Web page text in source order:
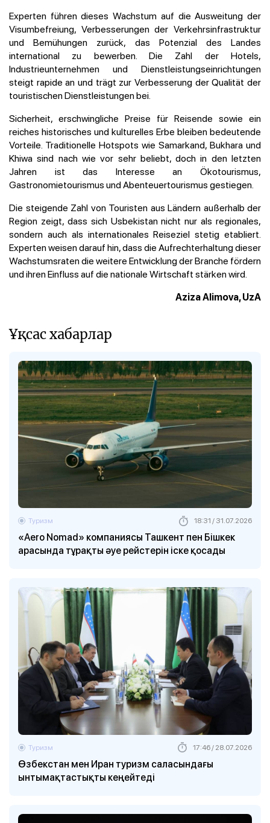
Experten führen dieses Wachstum auf die Ausweitung der
Visumbefreiung, Verbesserungen der Verkehrsinfrastruktur
und Bemühungen zurück, das Potenzial des Landes
international zu bewerben. Die Zahl der Hotels,
Industrieunternehmen und Dienstleistungseinrichtungen
steigt rapide an und trägt zur Verbesserung der Qualität der
touristischen Dienstleistungen bei.
Sicherheit, erschwingliche Preise für Reisende sowie ein
reiches historisches und kulturelles Erbe bleiben bedeutende
Vorteile. Traditionelle Hotspots wie Samarkand, Bukhara und
Khiwa sind nach wie vor sehr beliebt, doch in den letzten
Jahren ist das Interesse an Ökotourismus,
Gastronomietourismus und Abenteuertourismus gestiegen.
Die steigende Zahl von Touristen aus Ländern außerhalb der
Region zeigt, dass sich Usbekistan nicht nur als regionales,
sondern auch als internationales Reiseziel stetig etabliert.
Experten weisen darauf hin, dass die Aufrechterhaltung dieser
Wachstumsraten die weitere Entwicklung der Branche fördern
und ihren Einfluss auf die nationale Wirtschaft stärken wird.
Aziza Alimova, UzA
Ұқсас хабарлар
«Aero Nomad» компаниясы Ташкент пен Бішкек
арасында тұрақты әуе рейстерін іске қосады
Туризм 18:31 / 31.07.2026
Өзбекстан мен Иран туризм саласындағы
ынтымақтастықты кеңейтеді
Туризм 17:46 / 28.07.2026